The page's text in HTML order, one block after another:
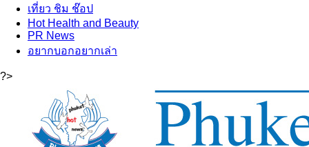
เที่ยว ชิม ช๊อป
HotHealth and Beauty
PR News
อยากบอกอยากเล่า
?>